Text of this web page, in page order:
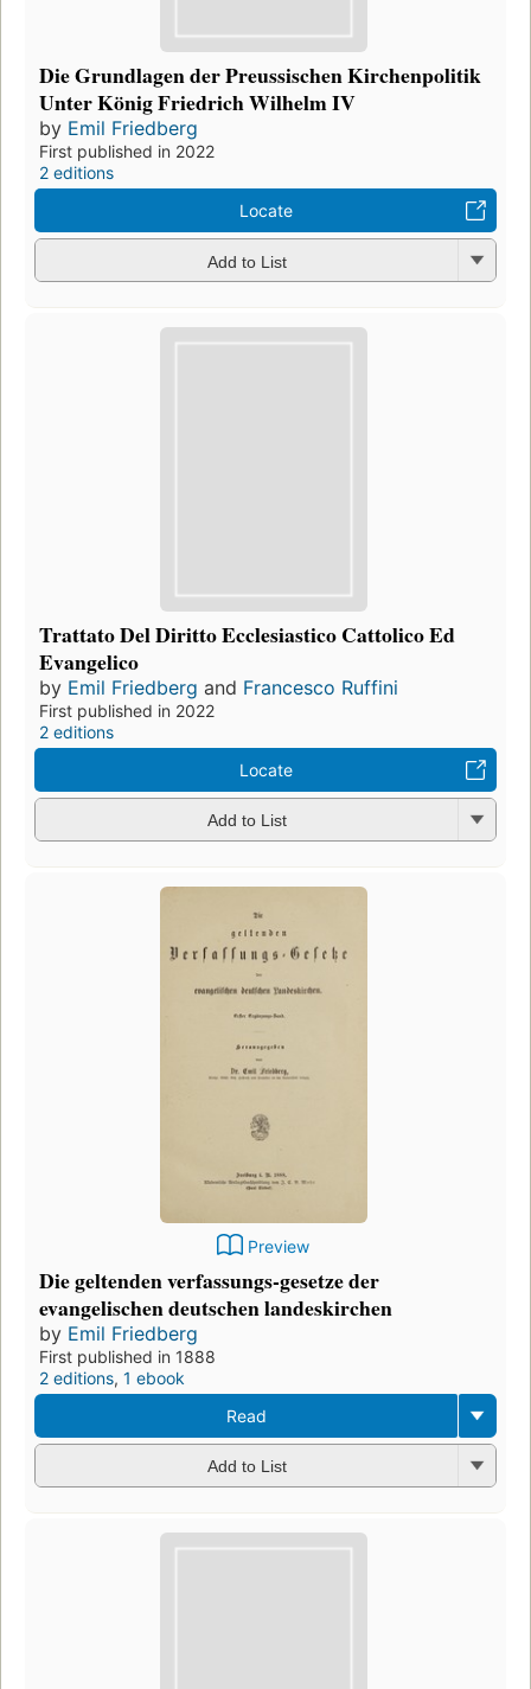
Die Grundlagen der Preussischen Kirchenpolitik
Unter König Friedrich Wilhelm IV
by Emil Friedberg
First published in 2022
2 editions
Locate
Add to List
Trattato Del Diritto Ecclesiastico Cattolico Ed
Evangelico
by Emil Friedberg and Francesco Ruffini
First published in 2022
2 editions
Locate
Add to List
Preview
Die geltenden verfassungs-gesetze der
evangelischen deutschen landeskirchen
by Emil Friedberg
First published in 1888
2 editions, 1 ebook
Read
Add to List